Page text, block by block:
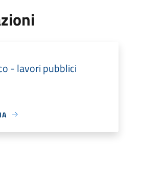
- lavori pubblici